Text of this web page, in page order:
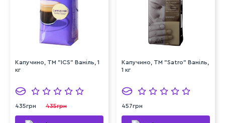
Капучино, ТМ "ICS" Ваніль, 1
кг
435грн 435грн
Капучино, TM "Satro" Ваніль,
1 кг
457грн